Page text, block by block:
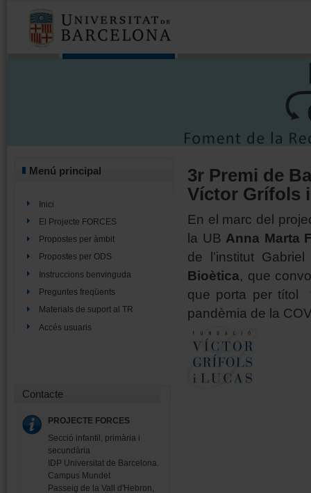
Menú principal
Inici
El Projecte FORCES
Propostes per àmbit
Propostes per ODS
Instruccions benvinguda
Preguntes freqüents
Materials de suport al TR
Accés usuaris
Contacte
PROJECTE FORCES
Secció infantil, primària i
secundària
IDP Universitat de Barcelona.
Campus Mundet
Passeig de la Vall d'Hebron,
3r Premi de
Víctor Grífols
En el marc del
la UB Anna Marta
de l’institut
Bioètica, que
que porta per títol
pandèmia de la